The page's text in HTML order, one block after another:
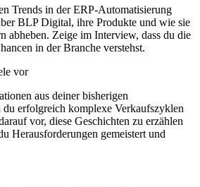
Trends in der ERP-Automatisierung
BLP Digital, ihre Produkte und wie sie
abheben. Zeige im Interview, dass du die
in der Branche verstehst.
vor
aus deiner bisherigen
erfolgreich komplexe Verkaufszyklen
vor, diese Geschichten zu erzählen
Herausforderungen gemeistert und